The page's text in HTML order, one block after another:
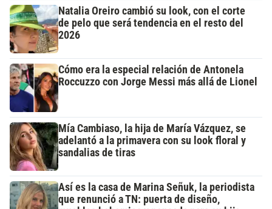
Natalia Oreiro cambió su look, con el corte
de pelo que será tendencia en el resto del
2026
Cómo era la especial relación de Antonela
Roccuzzo con Jorge Messi más allá de Lionel
Mía Cambiaso, la hija de María Vázquez, se
adelantó a la primavera con su look floral y
sandalias de tiras
Así es la casa de Marina Señuk, la periodista
que renunció a TN: puerta de diseño,